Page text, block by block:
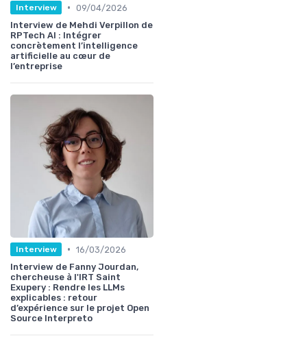
Interview • 09/04/2026
Interview de Mehdi Verpillon de
RPTech AI : Intégrer
concrètement l’intelligence
artificielle au cœur de
l’entreprise
Interview • 16/03/2026
Interview de Fanny Jourdan,
chercheuse à l'IRT Saint
Exupery : Rendre les LLMs
explicables : retour
d’expérience sur le projet Open
Source Interpreto